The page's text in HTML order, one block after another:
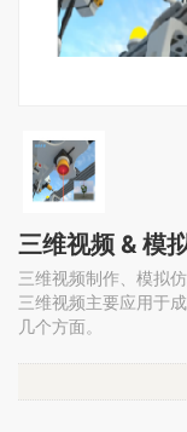
三维视频 & 模
三维视频制作、模拟
三维视频主要应用于
几个方面。